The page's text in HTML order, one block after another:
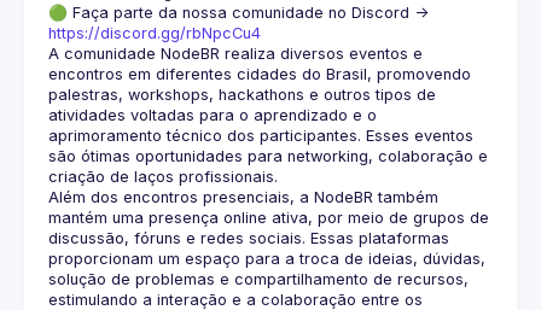
🟢 Faça parte da nossa comunidade no Discord ->
https://discord.gg/rbNpcCu4
A comunidade NodeBR realiza diversos eventos e
encontros em diferentes cidades do Brasil, promovendo
palestras, workshops, hackathons e outros tipos de
atividades voltadas para o aprendizado e o
aprimoramento técnico dos participantes. Esses eventos
são ótimas oportunidades para networking, colaboração e
Além dos encontros presenciais, a NodeBR também
mantém uma presença online ativa, por meio de grupos de
discussão, fóruns e redes sociais. Essas plataformas
proporcionam um espaço para a troca de ideias, dúvidas,
solução de problemas e compartilhamento de recursos,
estimulando a interação e a colaboração entre os